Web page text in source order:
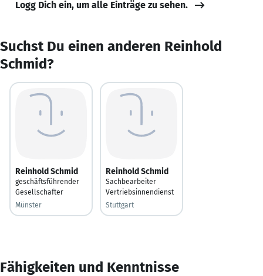
Logg Dich ein, um alle Einträge zu sehen.
Suchst Du einen anderen Reinhold
Schmid?
Reinhold Schmid
geschäftsführender
Gesellschafter
Münster
Reinhold Schmid
Sachbearbeiter
Vertriebsinnendienst
Stuttgart
Fähigkeiten und Kenntnisse